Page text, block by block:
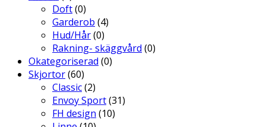
Doft(0)
Garderob (4)
Hud/Hår(0)
Rakning- skäggvård (0)
Okategoriserad (0)
Skjortor(60)
Classic(2)
Envoy Sport(31)
FH design (10)